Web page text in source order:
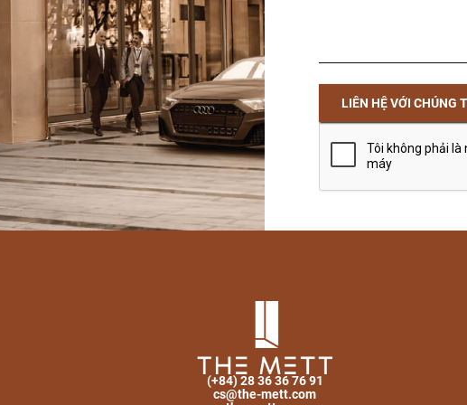
LIÊN HỆ VỚI CHÚNG
(+84) 28 36 36 76 91
cs@the-mett.com